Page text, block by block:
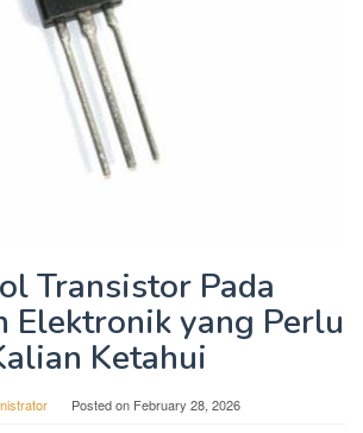
Transistor Pada
Elektronik yang Perlu
Ketahui
Posted on February 28, 2026